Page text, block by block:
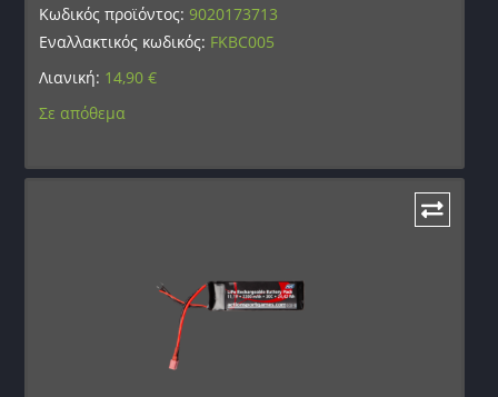
Κωδικός προϊόντος:9020173713
Εναλλακτικός κωδικός: FKBC005
Λιανική: 14,90€
Σε απόθεμα